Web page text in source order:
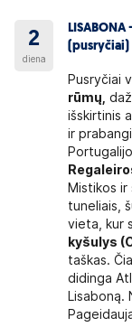
2
diena
LISABONA
(pusryčiai)
Pusryčiai
rūmų,
išskirtinis
ir
Mistikos ir
tuneliais,
vieta, kur
kyšulys
taškas.
didinga
Lisaboną.